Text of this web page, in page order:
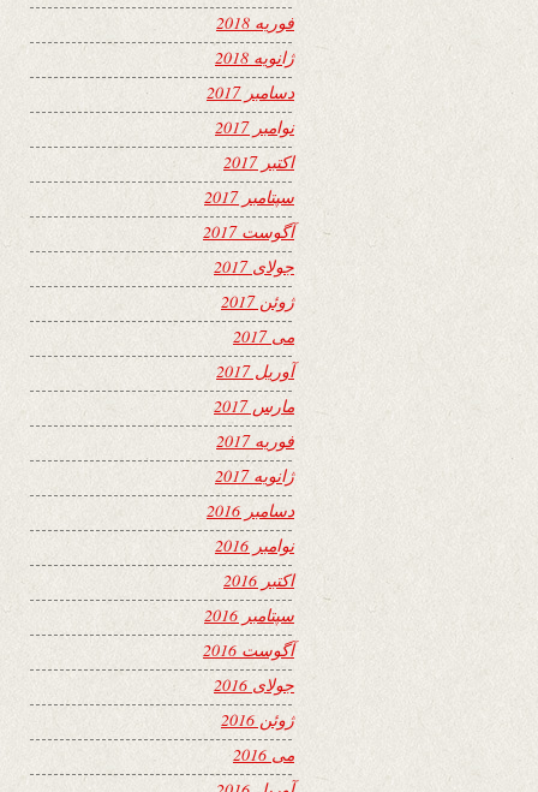
فوریه 2018
ژانویه 2018
دسامبر 2017
نوامبر 2017
اکتبر 2017
سپتامبر 2017
آگوست 2017
جولای 2017
ژوئن 2017
می 2017
آوریل 2017
مارس 2017
فوریه 2017
ژانویه 2017
دسامبر 2016
نوامبر 2016
اکتبر 2016
سپتامبر 2016
آگوست 2016
جولای 2016
ژوئن 2016
می 2016